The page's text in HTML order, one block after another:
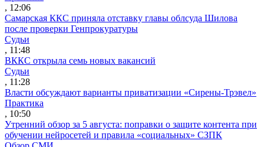
, 12:06
Самарская ККС приняла отставку главы облсуда Шилова
после проверки Генпрокуратуры
Судьи
, 11:48
ВККС открыла семь новых вакансий
Судьи
, 11:28
Власти обсуждают варианты приватизации «Сирены-Трэвел»
Практика
, 10:50
Утренний обзор за 5 августа: поправки о защите контента при
обучении нейросетей и правила «социальных» СЗПК